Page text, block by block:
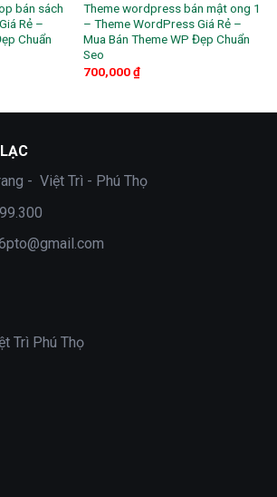
bán sách
Rẻ –
Chuẩn
Theme wordpress bán mật ong 1
– Theme WordPress Giá Rẻ –
Mua Bán Theme WP Đẹp Chuẩn
Seo
700,000₫
- Việt Trì - Phú Thọ
Trì Phú Thọ